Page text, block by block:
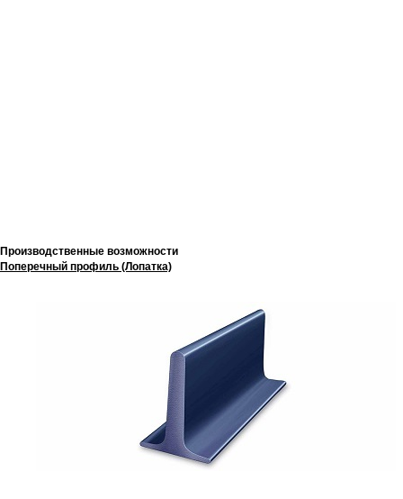
Производственные возможности
Поперечный профиль (Лопатка)